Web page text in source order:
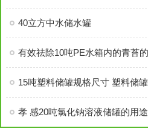
40立方中水储水罐
孝 感20吨氯化钠溶液储罐的用途